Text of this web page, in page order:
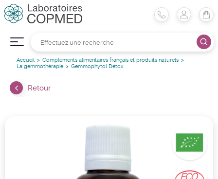
Accueil
Compléments alimentaires français et produits naturels
La gemmothérapie
Gemmophytol Détox
Retour